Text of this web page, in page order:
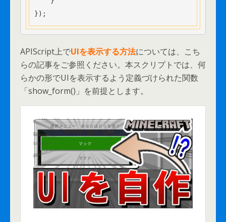
});
APIScript上でUIを表示する方法については、こち
らの記事をご参照ください。本スクリプトでは、何
らかの形でUIを表示するよう定義づけられた関数
「show_form()」を前提とします。